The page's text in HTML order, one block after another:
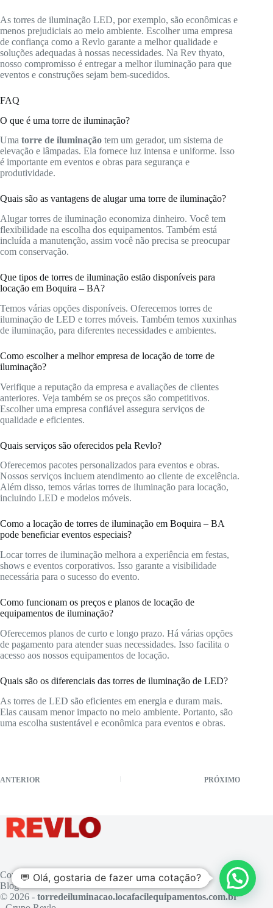
As torres de iluminação LED, por exemplo, são econômicas e
menos prejudiciais ao meio ambiente. Escolher uma empresa
de confiança como a Revlo garante a melhor qualidade e
soluções adequadas à nossas necessidades. Na Rev thyato,
nosso compromisso é entregar a melhor iluminação para que
eventos e construções sejam bem-sucedidos.
FAQ
O que é uma torre de iluminação?
Uma torre de iluminação tem um gerador, um sistema de
elevação e lâmpadas. Ela fornece luz intensa e uniforme. Isso
é importante em eventos e obras para segurança e
produtividade.
Quais são as vantagens de alugar uma torre de iluminação?
Alugar torres de iluminação economiza dinheiro. Você tem
flexibilidade na escolha dos equipamentos. Também está
incluída a manutenção, assim você não precisa se preocupar
com conservação.
Que tipos de torres de iluminação estão disponíveis para
locação em Boquira – BA?
Temos várias opções disponíveis. Oferecemos torres de
iluminação de LED e torres móveis. Também temos xuxinhas
de iluminação, para diferentes necessidades e ambientes.
Como escolher a melhor empresa de locação de torre de
iluminação?
Verifique a reputação da empresa e avaliações de clientes
anteriores. Veja também se os preços são competitivos.
Escolher uma empresa confiável assegura serviços de
qualidade e eficientes.
Quais serviços são oferecidos pela Revlo?
Oferecemos pacotes personalizados para eventos e obras.
Nossos serviços incluem atendimento ao cliente de excelência.
Além disso, temos várias torres de iluminação para locação,
incluindo LED e modelos móveis.
Como a locação de torres de iluminação em Boquira – BA
pode beneficiar eventos especiais?
Locar torres de iluminação melhora a experiência em festas,
shows e eventos corporativos. Isso garante a visibilidade
necessária para o sucesso do evento.
Como funcionam os preços e planos de locação de
equipamentos de iluminação?
Oferecemos planos de curto e longo prazo. Há várias opções
de pagamento para atender suas necessidades. Isso facilita o
acesso aos nossos equipamentos de locação.
Quais são os diferenciais das torres de iluminação de LED?
As torres de LED são eficientes em energia e duram mais.
Elas causam menor impacto no meio ambiente. Portanto, são
uma escolha sustentável e econômica para eventos e obras.
ANTERIOR PRÓXIMO
Contato
Blog
© 2026 - torredeiluminacao.locafacilequipamentos.com.br
💬 Olá, gostaria de fazer uma cotação?